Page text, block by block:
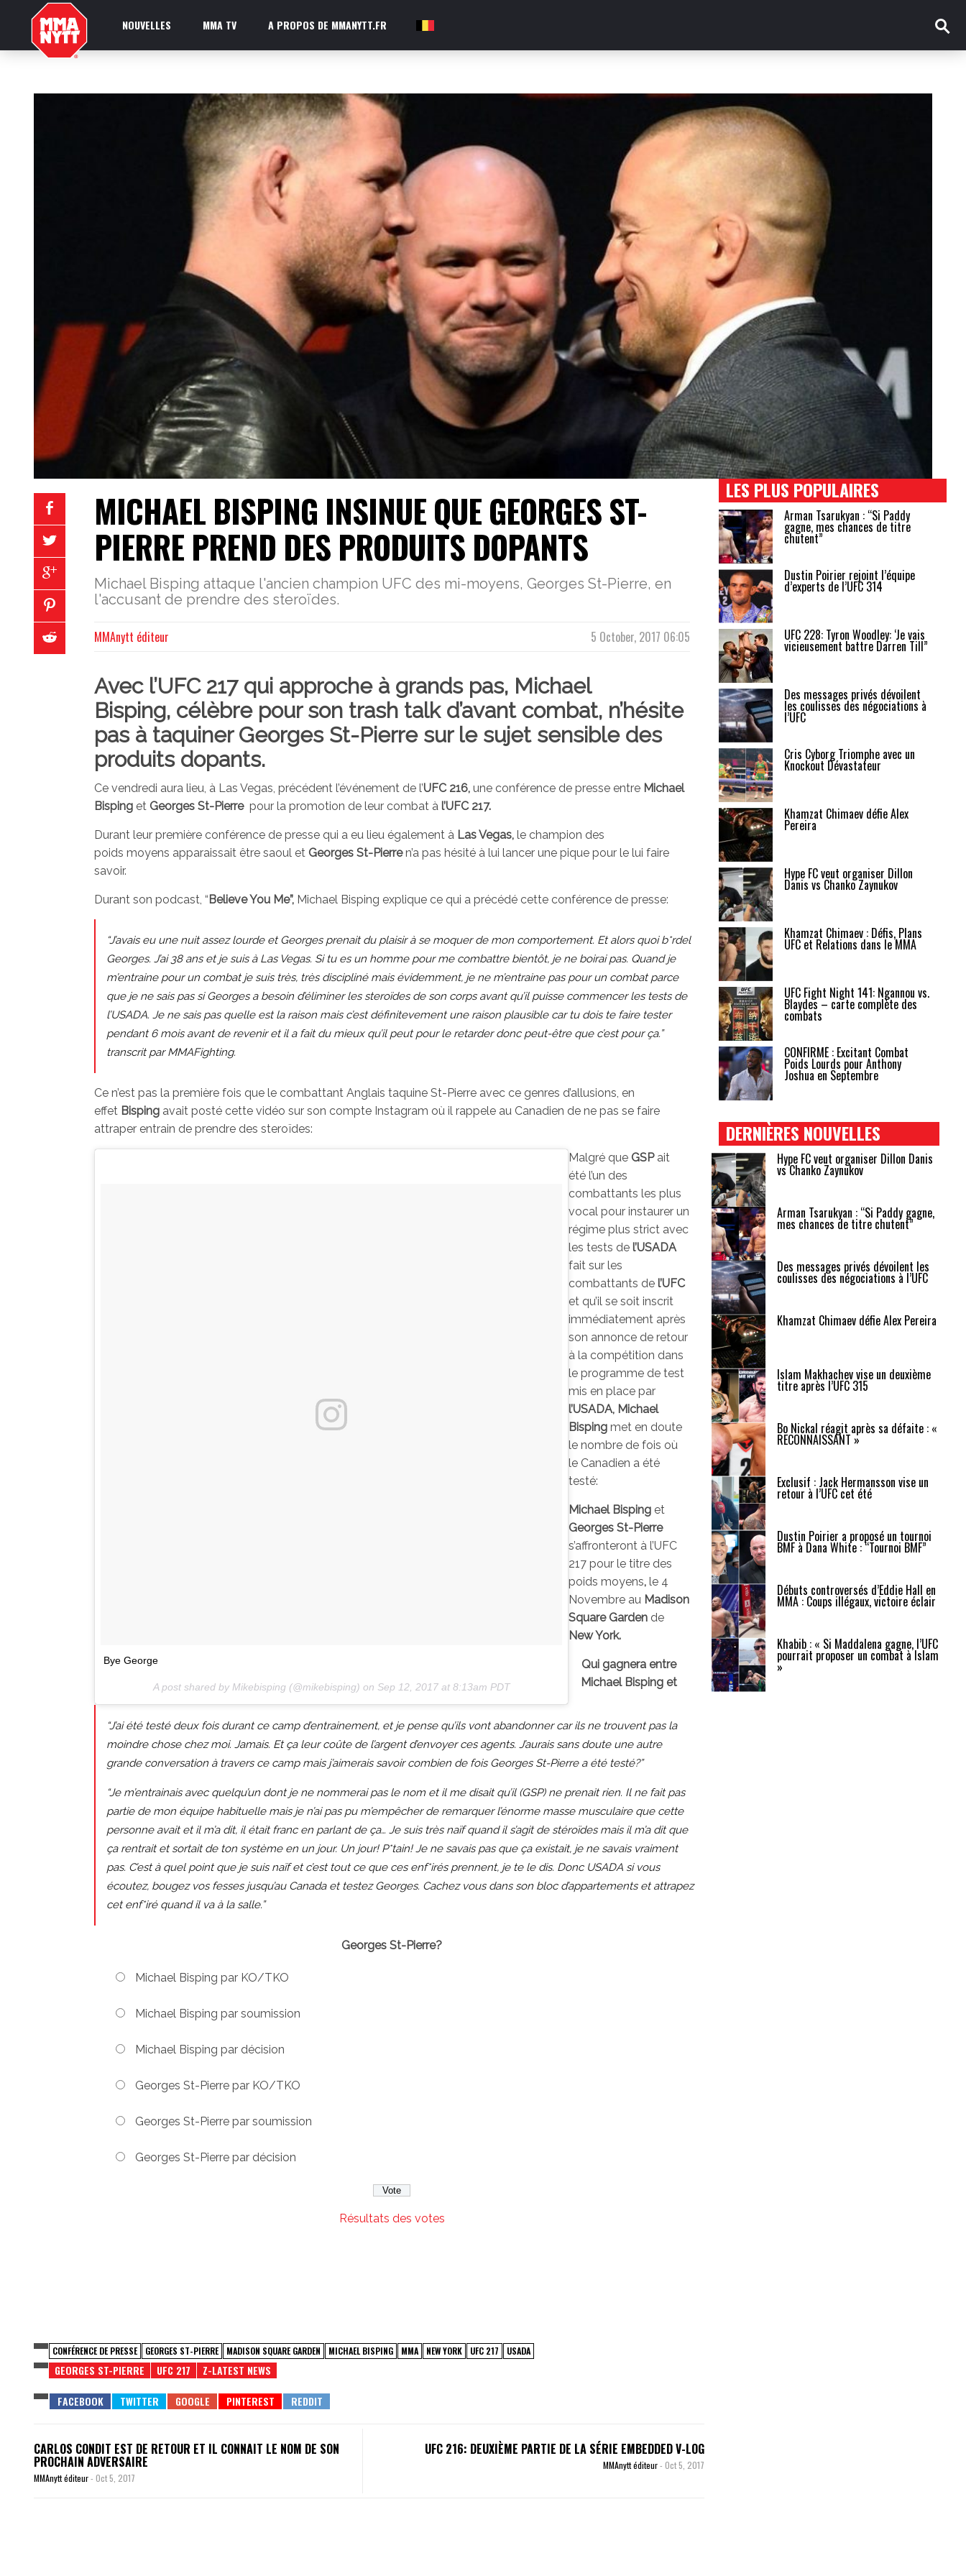
NOUVELLES MMA TV A PROPOS DE MMANYTT.FR FR
MICHAEL BISPING INSINUE QUE GEORGES ST-
PIERRE PREND DES PRODUITS DOPANTS
Michael Bisping attaque l'ancien champion UFC des mi-moyens, Georges St-Pierre, en
l'accusant de prendre des steroïdes.
5 October, 2017 06:05
MMAnytt éditeur
Avec l’UFC 217qui approche à grands pas, Michael
Bisping, célèbre pour son trash talk d’avant combat, n’hésite
pas à taquiner Georges St-Pierre sur le sujet sensible des
produits dopants.
Ce vendredi aura lieu, à Las Vegas, précédent l’événement de l’UFC 216, une conférence de presse entre Michael
Bisping et Georges St-Pierrepour la promotion de leur combat à l’UFC 217.
Durant leur première conférence de presse qui a eu lieu également à Las Vegas, le champion des
poids moyens apparaissait être saoul et Georges St-Pierren’a pas hésité à lui lancer une pique pour le lui faire
savoir.
Durant son podcast, “Believe You Me”, Michael Bisping explique ce qui a précédé cette conférence de presse:
“J’avais eu une nuit assez lourde et Georges prenait du plaisir à se moquer de mon comportement. Et alors quoi b*rdel
Georges. J’ai 38 ans et je suis à Las Vegas. Si tu es un homme pour me combattre bientôt, je ne boirai pas. Quand je
m’entraine pour un combat je suis très, très discipliné mais évidemment, je ne m’entraine pas pour un combat parce
que je ne sais pas si Georges a besoin d’éliminer les steroïdes de son corps avant qu’il puisse commencer les tests de
l’USADA. Je ne sais pas quelle est la raison mais c’est définitevement une raison plausible car tu dois te faire tester
pendant 6 mois avant de revenir et il a fait du mieux qu’il peut pour le retarder donc peut-être que c’est pour ça.”
transcrit par MMAFighting.
Ce n’est pas la première fois que le combattant Anglais taquine St-Pierre avec ce genres d’allusions, en
effet Bisping avait posté cette vidéo sur son compte Instagram où il rappele au Canadien de ne pas se faire
attraper entrain de prendre des steroïdes:
Bye George
A post shared by Mikebisping (@mikebisping) on Sep 12, 2017 at 8:13am PDT
Malgré que GSPait
été l’un des
combattants les plus
vocal pour instaurer un
régime plus strict avec
les tests de l’USADA
fait sur les
combattants de l’UFC
et qu’il se soit inscrit
immédiatement après
son annonce de retour
à la compétition dans
le programme de test
mis en place par
l’USADA, Michael
Bisping met en doute
le nombre de fois où
le Canadien a été
testé:
“J’ai été testé deux fois durant ce camp d’entrainement, et je pense qu’ils vont abandonner car ils ne trouvent pas la
moindre chose chez moi. Jamais. Et ça leur coûte de l’argent d’envoyer ces agents. J’aurais sans doute une autre
grande conversation à travers ce camp mais j’aimerais savoir combien de fois Georges St-Pierre a été testé?”
“Je m’entrainais avec quelqu’un dont je ne nommerai pas le nom et il me disait qu’il (GSP) ne prenait rien. Il ne fait pas
partie de mon équipe habituelle mais je n’ai pas pu m’empêcher de remarquer l’énorme masse musculaire que cette
personne avait et il m’a dit, il était franc en parlant de ça… Je suis très naïf quand il s’agit de stéroïdes mais il m’a dit que
ça rentrait et sortait de ton système en un jour. Un jour! P*tain! Je ne savais pas que ça existait, je ne savais vraiment
pas. C’est à quel point que je suis naïf et c’est tout ce que ces enf*irés prennent, je te le dis. Donc USADA si vous
écoutez, bougez vos fesses jusqu’au Canada et testez Georges. Cachez vous dans son bloc d’appartements et attrapez
cet enf*iré quand il va à la salle.”
Michael Bisping et
Georges St-Pierre
s’affronteront à l’UFC
217 pour le titre des
poids moyens, le 4
Novembre au Madison
Square Garden de
New York.
Qui gagnera entre
Michael Bisping et
Georges St-Pierre?
Michael Bisping par KO/TKO
Michael Bisping par soumission
Michael Bisping par décision
Georges St-Pierre par KO/TKO
Georges St-Pierre par soumission
Georges St-Pierre par décision
Résultats des votes
CONFÉRENCE DE PRESSE GEORGES ST-PIERRE MADISON SQUARE GARDEN MICHAEL BISPING MMA NEW YORK UFC 217 USADA
GEORGES ST-PIERRE UFC 217 Z-LATEST NEWS
CARLOS CONDIT EST DE RETOUR ET IL CONNAIT LE NOM DE SON
PROCHAIN ADVERSAIRE
MMAnytt éditeur- Oct 5, 2017
UFC 216: DEUXIÈME PARTIE DE LA SÉRIE EMBEDDED V-LOG
MMAnytt éditeur- Oct 5, 2017
LES PLUS POPULAIRES
Arman Tsarukyan : “Si Paddy
gagne, mes chances de titre
chutent”
Dustin Poirier rejoint l’équipe
d’experts de l’UFC 314
UFC 228: Tyron Woodley: ‘Je vais
vicieusement battre Darren Till”
Des messages privés dévoilent
les coulisses des négociations à
l’UFC
Cris Cyborg Triomphe avec un
Knockout Dévastateur
Khamzat Chimaev défie Alex
Pereira
Hype FC veut organiser Dillon
Danis vs Chanko Zaynukov
Khamzat Chimaev : Défis, Plans
UFC et Relations dans le MMA
UFC Fight Night 141: Ngannou vs.
Blaydes – carte complète des
combats
CONFIRMÉ : Excitant Combat
Poids Lourds pour Anthony
Joshua en Septembre
DERNIÈRES NOUVELLES
Hype FC veut organiser Dillon Danis
vs Chanko Zaynukov
Arman Tsarukyan : “Si Paddy gagne,
mes chances de titre chutent”
Des messages privés dévoilent les
coulisses des négociations à l’UFC
Khamzat Chimaev défie Alex Pereira
Islam Makhachev vise un deuxième
titre après l’UFC 315
Bo Nickal réagit après sa défaite : «
RECONNAISSANT »
Exclusif : Jack Hermansson vise un
retour à l’UFC cet été
Dustin Poirier a proposé un tournoi
BMF à Dana White : “Tournoi BMF”
Débuts controversés d’Eddie Hall en
MMA : Coups illégaux, victoire éclair
Khabib : « Si Maddalena gagne, l’UFC
pourrait proposer un combat à Islam
»